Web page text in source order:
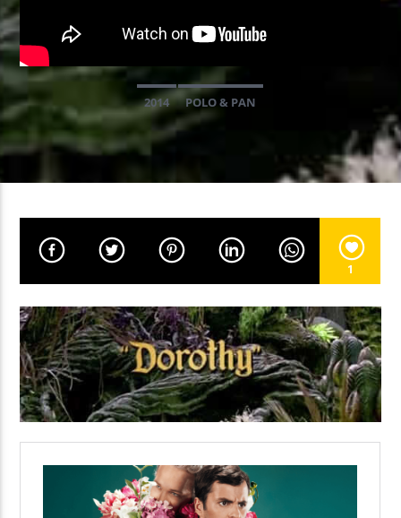
EN CE MOMENT
YOUR AURA
DANXKIM
00:00 05:59
GOOD MORNING WORLD
06:00 08:59
Yellow Radio
2014 POLO & PAN
1